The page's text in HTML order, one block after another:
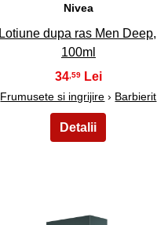
Nivea
Lotiune dupa ras Men Deep,
100ml
34 ,59
Frumusete si ingrijire › Barbierit